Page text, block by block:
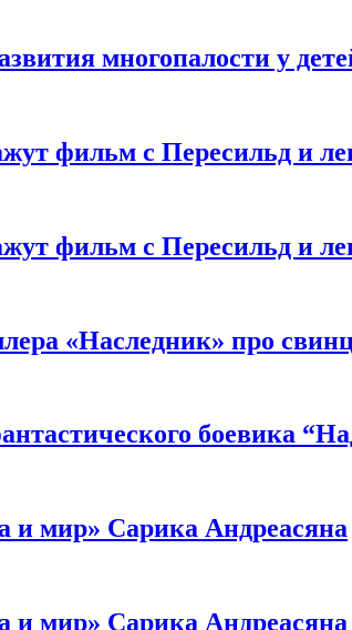
многопалости у
фильм с Пересильд и
фильм с Пересильд и
«Наследник» про
боевика
и мир» Сарика Андреасяна
и мир» Сарика Андреасяна